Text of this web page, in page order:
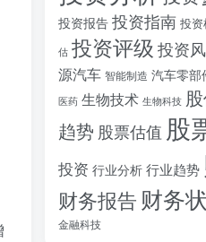
投资报告 投资指南 投资
估 投资评级 投资
源汽车 智能制造 汽车零部
医药 生物技术 生物科技
趋势 股票估值 股
投资 行业分析 行业趋势
财务报告 财务
金融科技